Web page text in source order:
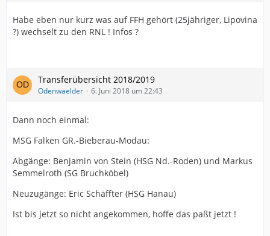
Habe eben nur kurz was auf FFH gehört (25jähriger, Lipovina
?) wechselt zu den RNL ! Infos ?
Transferübersicht 2018/2019
Odenwaelder 6. Juni 2018 um 22:43
Dann noch einmal:
MSG Falken GR.-Bieberau-Modau:
Abgänge: Benjamin von Stein (HSG Nd.-Roden) und Markus
Semmelroth (SG Bruchköbel)
Neuzugänge: Eric Schäffter (HSG Hanau)
Ist bis jetzt so nicht angekommen, hoffe das paßt jetzt !